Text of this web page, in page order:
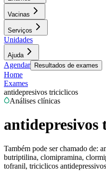
Vacinas
Serviços
Unidades
Ajuda
Agendar Resultados de exames
Home
Exames
antidepresivos triciclicos
Análises clínicas
antidepresivos
Também pode ser chamado de:
butriptilina, clomipramina,
tofranil, triciclicos